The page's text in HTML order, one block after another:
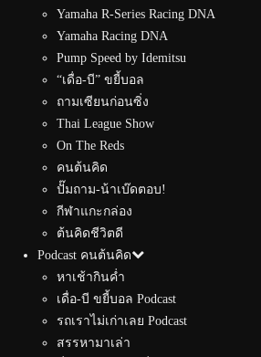
Yamaha R-Series Racing DNA
Yamaha Racing DNA
Pump Speed by Idemitsu
“เดื่อ-บี” ขยี้บอล
ถามเซียนก่อนซิ่ง
Thai League Show
On The Reds
คนต้นคิด
ปั๊มถาม-น้าเบ๊ดตอบ!
กีฬาแกะกล่อง
ต้นคิดชีวิตดี
Podcast คนต้นคิด
หาเช้ากินค่ำ
เดื่อ-บี ขยี้บอล Podcast
รถเราไม่เก่าเลย Podcast
สรรหามาเล่า